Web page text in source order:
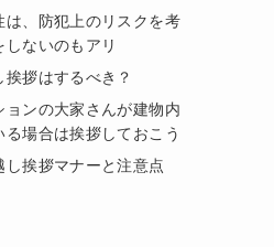
は、防犯上のリスクを考
ないのもアリ
拶はするべき？
ョンの大家さんが建物内
場合は挨拶しておこう
挨拶マナーと注意点